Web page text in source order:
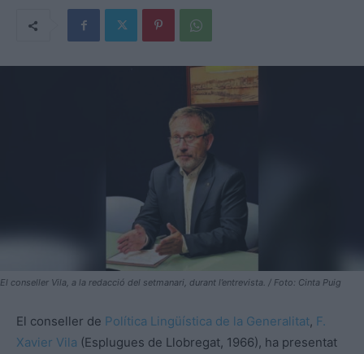
El conseller Vila, a la redacció del setmanari, durant l’entrevista. / Foto: Cinta Puig
El conseller de Política Lingüística de la Generalitat, F.
Xavier Vila (Esplugues de Llobregat, 1966), ha presentat